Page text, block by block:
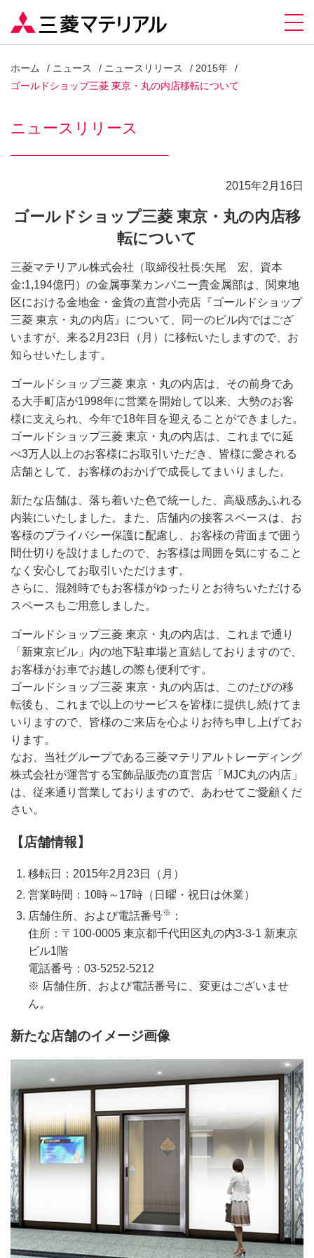
ホーム ニュース ニュースリリース
2015年
ゴールドショップ三菱 東京・丸の内店移転について
ニュースリリース
2015年2月16日
ゴールドショップ三菱 東京・丸の内店移
転について
三菱マテリアル株式会社（取締役社長:矢尾 宏、資本
金:1,194億円）の金属事業カンパニー貴金属部は、関東地
区における金地金・金貨の直営小売店『ゴールドショップ
三菱 東京・丸の内店』について、同一のビル内ではござ
いますが、来る2月23日（月）に移転いたしますので、お
知らせいたします。
ゴールドショップ三菱 東京・丸の内店は、その前身であ
る大手町店が1998年に営業を開始して以来、大勢のお客
様に支えられ、今年で18年目を迎えることができました。
ゴールドショップ三菱 東京・丸の内店は、これまでに延
べ3万人以上のお客様にお取引いただき、皆様に愛される
店舗として、お客様のおかげで成長してまいりました。
新たな店舗は、落ち着いた色で統一した、高級感あふれる
内装にいたしました。また、店舗内の接客スペースは、お
客様のプライバシー保護に配慮し、お客様の背面まで囲う
間仕切りを設けましたので、お客様は周囲を気にすること
なく安心してお取引いただけます。
さらに、混雑時でもお客様がゆったりとお待ちいただける
スペースもご用意しました。
ゴールドショップ三菱 東京・丸の内店は、これまで通り
「新東京ビル」内の地下駐車場と直結しておりますので、
お客様がお車でお越しの際も便利です。
ゴールドショップ三菱 東京・丸の内店は、このたびの移
転後も、これまで以上のサービスを皆様に提供し続けてま
いりますので、皆様のご来店を心よりお待ち申し上げてお
ります。
なお、当社グループである三菱マテリアルトレーディング
株式会社が運営する宝飾品販売の直営店「MJC丸の内店」
は、従来通り営業しておりますので、あわせてご愛顧くだ
さい。
【店舗情報】
移転日：2015年2月23日（月）
営業時間：10時～17時（日曜・祝日は休業）
店舗住所、および電話番号※ ：
住所：〒100-0005 東京都千代田区丸の内3-3-1 新東京
ビル1階
電話番号：03-5252-5212
※ 店舗住所、および電話番号に、変更はございませ
ん。
新たな店舗のイメージ画像